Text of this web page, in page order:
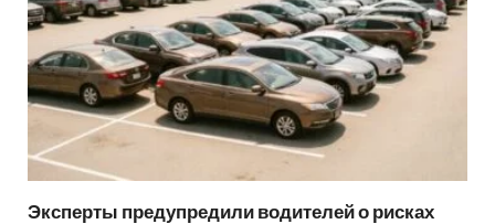
Эксперты предупредили водителей о рисках